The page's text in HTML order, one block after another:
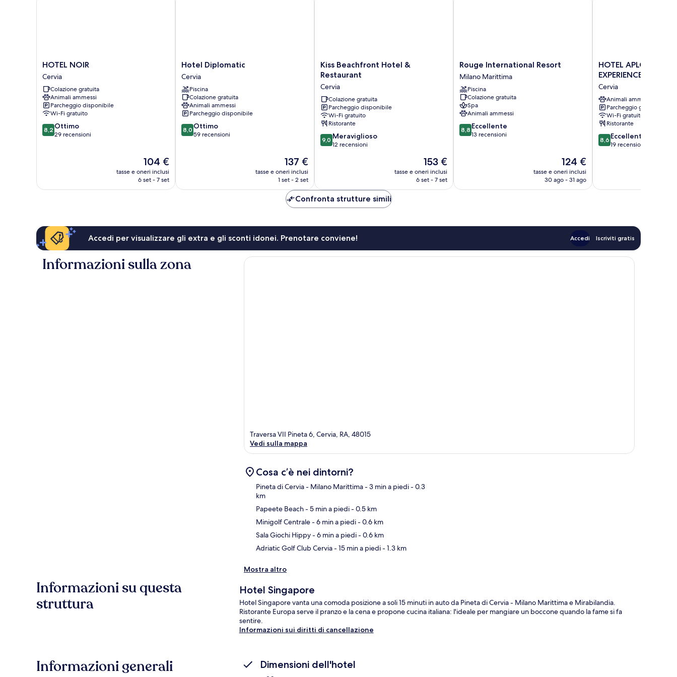
HOTEL
NOIR
Cervia
HOTEL NOIR
Cervia
Colazione gratuita
Animali ammessi
Parcheggio disponibile
Wi-Fi gratuito
8.2
su
8,2 Ottimo
29 recensioni
Il
prezzo
attuale
104 €
tasse e oneri inclusi
6 set - 7 set
Hotel
Diplomatic
Cervia
Hotel Diplomatic
Cervia
Piscina
Colazione gratuita
Animali ammessi
Parcheggio disponibile
8.0
su
8,0 Ottimo
59 recensioni
Il
prezzo
attuale
137 €
137 €
tasse e oneri inclusi
1 set - 2 set
Kiss
Beachfront
&
Restaurant
Cervia
Kiss Beachfront Hotel &
Restaurant
Cervia
Colazione gratuita
Parcheggio disponibile
Wi-Fi gratuito
Ristorante
9.0
su
9,0 Meraviglioso
12 recensioni
Il
prezzo
attuale
153 €
tasse e oneri inclusi
6 set - 7 set
Rouge
International
Resort
Milano
Marittima
Rouge International Resort
Milano Marittima
Piscina
Colazione gratuita
Spa
Animali ammessi
8.8
su
8,8 Eccellente
13 recensioni
Il
prezzo
attuale
124 €
tasse e oneri inclusi
30 ago - 31 ago
HOTEL
APLO
BREAKFAST
EXPERIENCE
Cervia
HOTEL APLO -
EXPERIENCE
Cervia
Animali ammessi
Parcheggio gratuito
Wi-Fi gratuito
Ristorante
8.6
su
8,6 Eccellente
19 recensioni
Confronta strutture simili
Accedi per visualizzare gli extra e gli sconti idonei. Prenotare conviene! Accedi Iscriviti gratis
Informazioni sulla zona
Traversa VII Pineta 6, Cervia, RA, 48015
Vedi sulla mappa
Cosa c’è nei dintorni?
Pineta di Cervia - Milano Marittima- 3 min a piedi- 0.3
km
Papeete Beach- 5 min a piedi- 0.5 km
Minigolf Centrale- 6 min a piedi- 0.6 km
Sala Giochi Hippy- 6 min a piedi- 0.6 km
Adriatic Golf Club Cervia- 15 min a piedi- 1.3 km
Mostra altro
Informazioni su questa
struttura
Hotel Singapore
Hotel Singapore vanta una comoda posizione a soli 15 minuti in auto da Pineta di Cervia - Milano Marittima e Mirabilandia.
Ristorante Europa serve il pranzo e la cena e propone cucina italiana: l'ideale per mangiare un boccone quando la fame si fa
sentire.
Informazioni sui diritti di cancellazione
Informazioni generali Dimensioni dell'hotel